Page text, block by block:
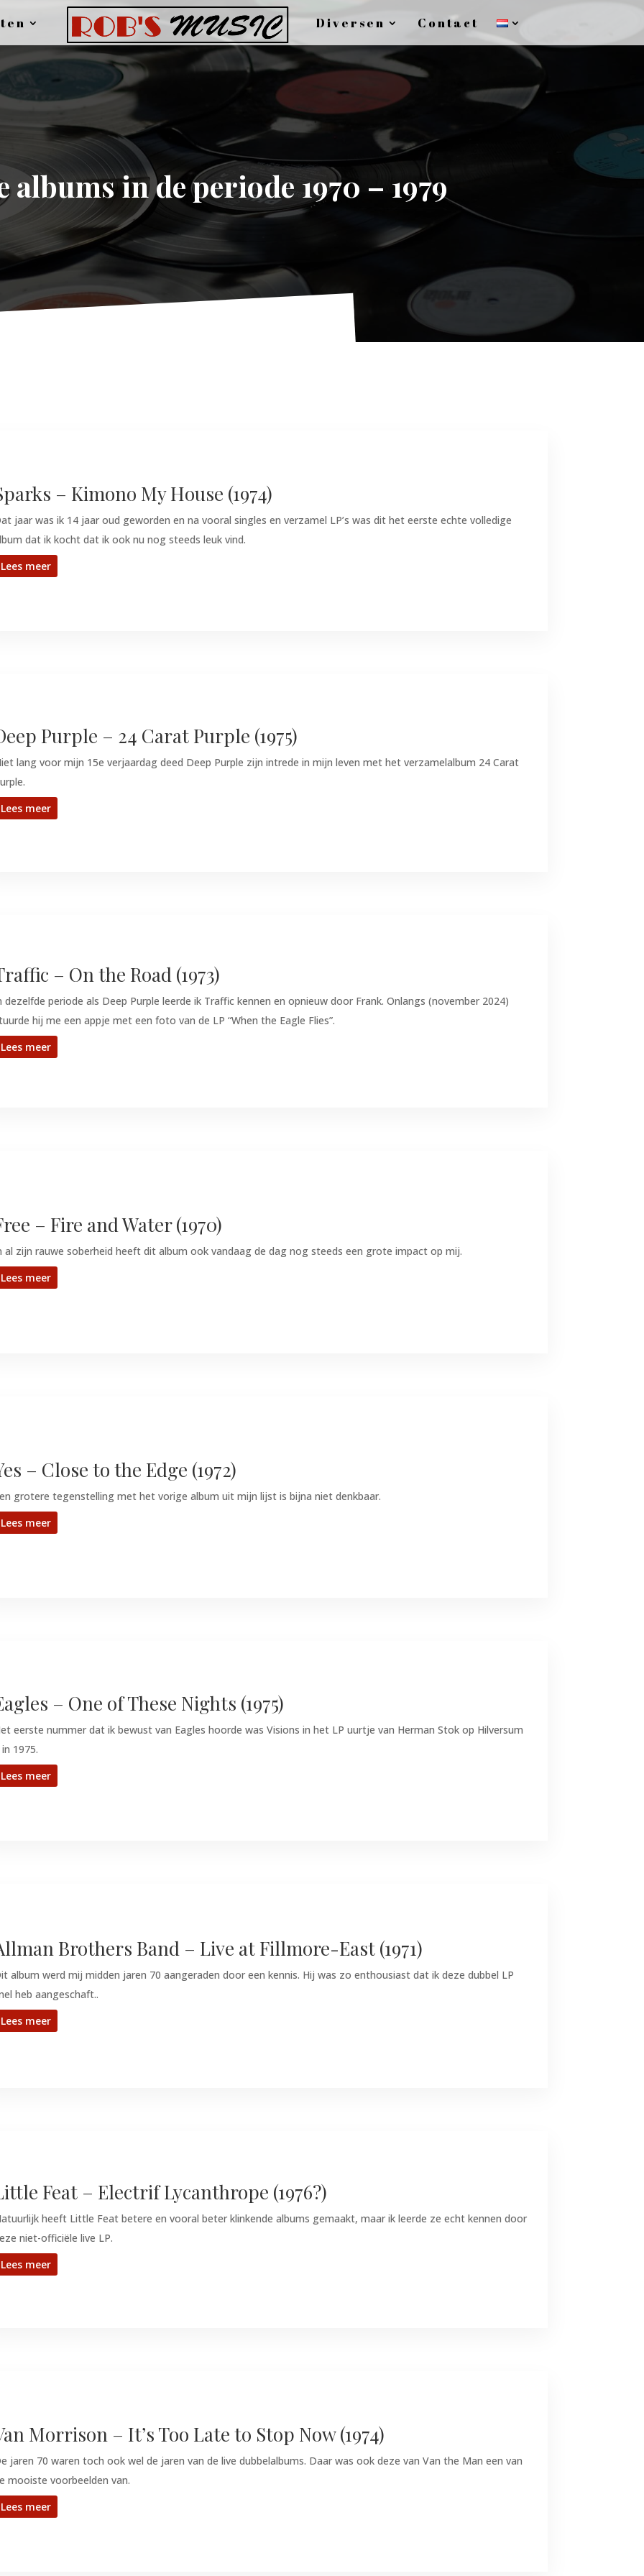
Diversen Contact
albums in de periode 1970 – 1979
– Kimono My House (1974)
jaar was ik 14 jaar oud geworden en na vooral singles en verzamel LP’s was dit het eerste echte volledige
dat ik kocht dat ik ook nu nog steeds leuk vind.
Lees meer
Purple – 24 Carat Purple (1975)
lang voor mijn 15e verjaardag deed Deep Purple zijn intrede in mijn leven met het verzamelalbum 24 Carat
Lees meer
– On the Road (1973)
dezelfde periode als Deep Purple leerde ik Traffic kennen en opnieuw door Frank. Onlangs (november 2024)
hij me een appje met een foto van de LP “When the Eagle Flies”.
Lees meer
– Fire and Water (1970)
al zijn rauwe soberheid heeft dit album ook vandaag de dag nog steeds een grote impact op mij.
Lees meer
– Close to the Edge (1972)
grotere tegenstelling met het vorige album uit mijn lijst is bijna niet denkbaar.
Lees meer
– One of These Nights (1975)
eerste nummer dat ik bewust van Eagles hoorde was Visions in het LP uurtje van Herman Stok op Hilversum
1975.
Lees meer
Brothers Band – Live at Fillmore-East (1971)
album werd mij midden jaren 70 aangeraden door een kennis. Hij was zo enthousiast dat ik deze dubbel LP
heb aangeschaft..
Lees meer
Feat – Electrif Lycanthrope (1976?)
heeft Little Feat betere en vooral beter klinkende albums gemaakt, maar ik leerde ze echt kennen door
niet-officiële live LP.
Lees meer
Morrison – It’s Too Late to Stop Now (1974)
jaren 70 waren toch ook wel de jaren van de live dubbelalbums. Daar was ook deze van Van the Man een van
mooiste voorbeelden van.
Lees meer